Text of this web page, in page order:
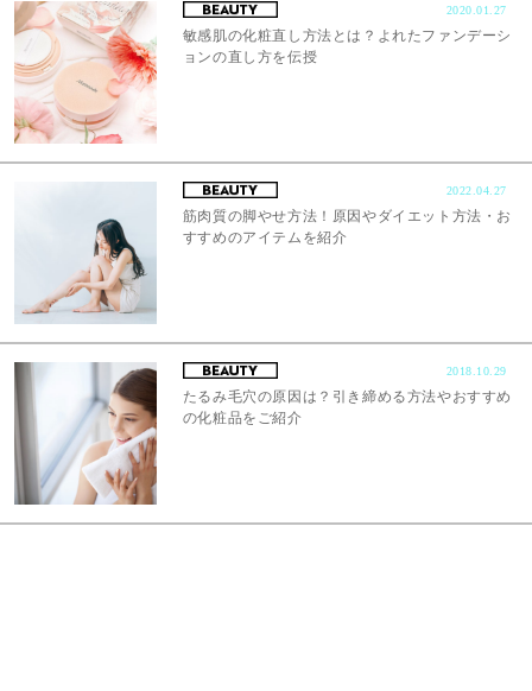
2020.01.27
敏感肌の化粧直し方法とは？よれたファンデーシ
ョンの直し方を伝授
2022.04.27
筋肉質の脚やせ方法！原因やダイエット方法・お
すすめのアイテムを紹介
2018.10.29
たるみ毛穴の原因は？引き締める方法やおすすめ
の化粧品をご紹介